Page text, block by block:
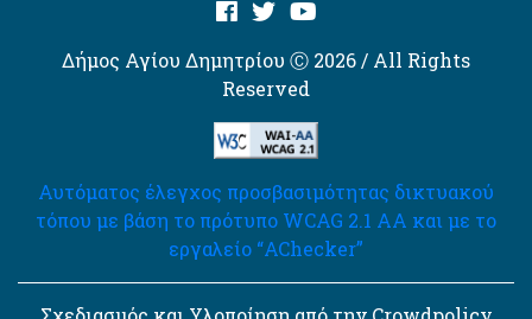
Δήμος Αγίου Δημητρίου Ⓒ 2026 / All Rights
Reserved
Αυτόματος έλεγχος προσβασιμότητας δικτυακού
τόπου με βάση το πρότυπο WCAG 2.1 AA και με το
εργαλείο “AChecker”